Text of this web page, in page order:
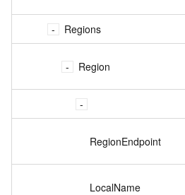
Regions
Region
RegionEndpoint
LocalName